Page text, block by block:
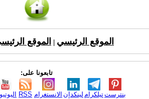
الموقع الرئيسي الموقع
تابعونا على:
RSS الانستغرام لينكدإن تيلكرامبنترست